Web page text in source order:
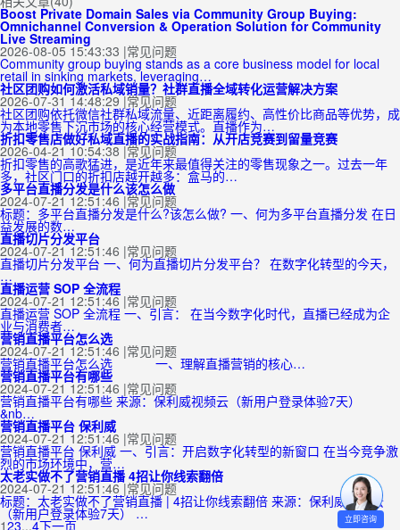
Boost Private Domain Sales via Community Group Buying:
Omnichannel Conversion & Operation Solution for Community
Live Streaming
2026-08-05 15:43:33 |常见问题
Community group buying stands as a core business model for local
retail in sinking markets, leveraging…
社区团购如何激活私域销量？社群直播全域转化运营解决方案
2026-07-31 14:48:29 |常见问题
社区团购依托微信社群私域流量、近距离履约、高性价比商品等优势，成
为本地零售下沉市场的核心经营模式。直播作为…
折扣零售店做好私域直播的实战指南：从开店竞赛到留量竞赛
2026-04-21 10:54:38 |常见问题
折扣零售的高歌猛进，是近年来最值得关注的零售现象之一。过去一年
多，社区门口的折扣店越开越多：盒马的…
多平台直播分发是什么该怎么做
2024-07-21 12:51:46 |常见问题
标题：多平台直播分发是什么?该怎么做? 一、何为多平台直播分发 在日
益发展的数…
直播切片分发平台
2024-07-21 12:51:46 |常见问题
直播切片分发平台 一、何为直播切片分发平台？ 在数字化转型的今天，
…
直播运营 SOP 全流程
2024-07-21 12:51:46 |常见问题
直播运营 SOP 全流程 一、引言： 在当今数字化时代，直播已经成为企
业与消费者…
营销直播平台怎么选
2024-07-21 12:51:46 |常见问题
营销直播平台怎么选 一、理解直播营销的核心…
营销直播平台有哪些
2024-07-21 12:51:46 |常见问题
营销直播平台有哪些 来源：保利威视频云（新用户登录体验7天）
&nb…
营销直播平台 保利威
2024-07-21 12:51:46 |常见问题
营销直播平台 保利威 一、引言：开启数字化转型的新窗口 在当今竞争激
烈的市场环境中，营…
太老实做不了营销直播 4招让你线索翻倍
2024-07-21 12:51:46 |常见问题
标题：太老实做不了营销直播 | 4招让你线索翻倍 来源：保利威视频云
（新用户登录体验7天） …
123...4下一页 立即咨询